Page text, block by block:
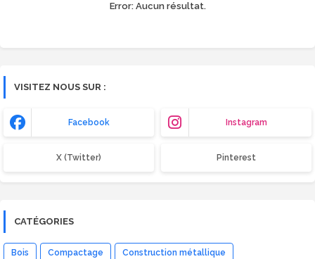
Error:Aucun résultat.
VISITEZ NOUS SUR :
Facebook Instagram
X (Twitter) Pinterest
CATÉGORIES
Bois Compactage Construction métallique